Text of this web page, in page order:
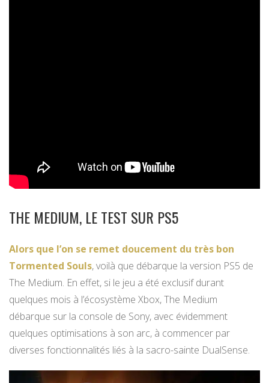
THE MEDIUM, LE TEST SUR PS5
Alors que l’on se remet doucement du très bon
Tormented Souls, voilà que débarque la version PS5 de
The Medium. En effet, si le jeu a été exclusif durant
quelques mois à l’écosystème Xbox, The Medium
débarque sur la console de Sony, avec évidemment
quelques optimisations à son arc, à commencer par
diverses fonctionnalités liés à la sacro-sainte DualSense.